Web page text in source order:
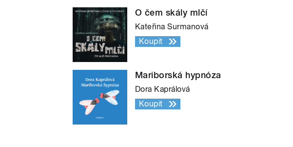
O čem skály mlčí
Kateřina Surmanová
Koupit
Mariborská hypnóza
Dora Kaprálová
Koupit